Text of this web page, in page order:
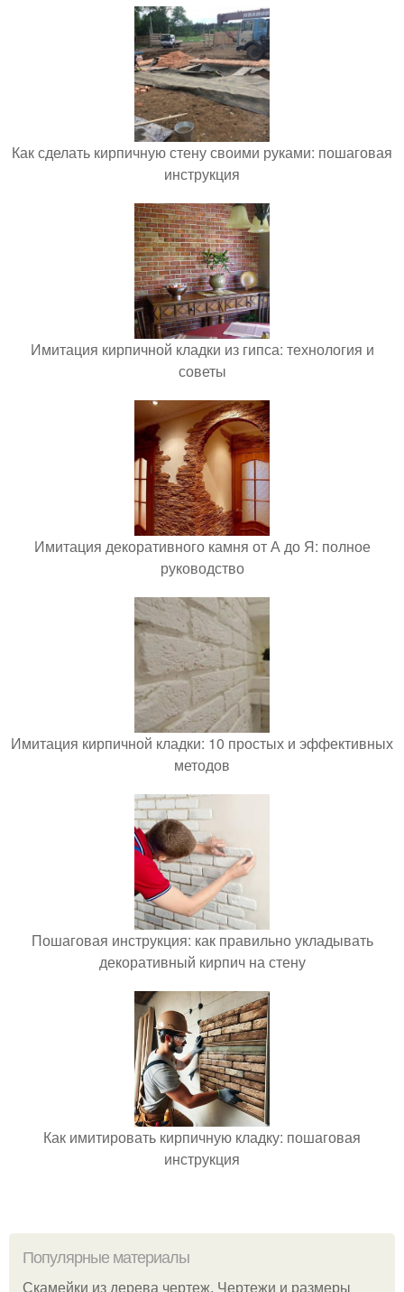
Как сделать кирпичную стену своими руками: пошаговая
инструкция
Имитация кирпичной кладки из гипса: технология и
советы
Имитация декоративного камня от А до Я: полное
руководство
Имитация кирпичной кладки: 10 простых и эффективных
методов
Пошаговая инструкция: как правильно укладывать
декоративный кирпич на стену
Как имитировать кирпичную кладку: пошаговая
инструкция
Популярные материалы
Скамейки из дерева чертеж. Чертежи и размеры